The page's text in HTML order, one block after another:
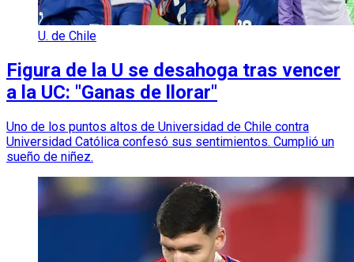
U. de Chile
Figura de la U se desahoga tras vencer
a la UC: "Ganas de llorar"
Uno de los puntos altos de Universidad de Chile contra
Universidad Católica confesó sus sentimientos. Cumplió un
sueño de niñez.